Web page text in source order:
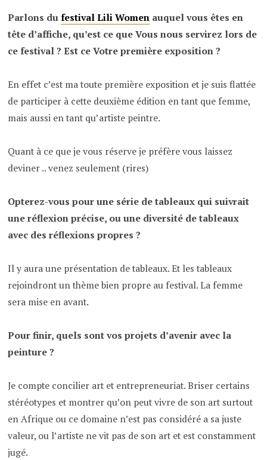
Parlons dufestival Lili Women auquel vous êtes en
tête d’affiche, qu’est ce que Vous nous servirez lors de
ce festival ? Est ce Votre première exposition ?
En effet c’est ma toute première exposition et je suis flattée
de participer à cette deuxième édition en tant que femme,
mais aussi en tant qu’artiste peintre.
Quant à ce que je vous réserve je préfère vous laissez
deviner .. venez seulement (rires)
Opterez-vous pour une série de tableaux qui suivrait
une réflexion précise, ou une diversité de tableaux
avec des réflexions propres ?
Il y aura une présentation de tableaux. Et les tableaux
rejoindront un thème bien propre au festival. La femme
sera mise en avant.
Pour finir, quels sont vos projets d’avenir avec la
peinture ?
Je compte concilier art et entrepreneuriat. Briser certains
stéréotypes et montrer qu’on peut vivre de son art surtout
en Afrique ou ce domaine n’est pas considéré a sa juste
valeur, ou l’artiste ne vit pas de son art et est constamment
jugé.